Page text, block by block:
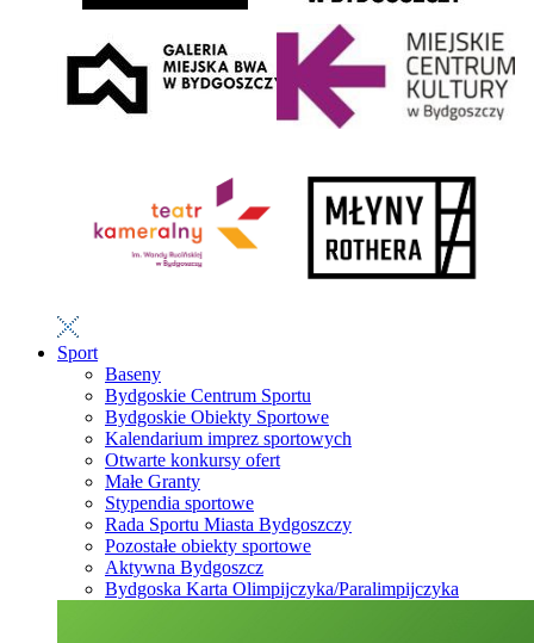
Sport
Baseny
Bydgoskie Centrum Sportu
Bydgoskie Obiekty Sportowe
Kalendarium imprez sportowych
Otwarte konkursy ofert
Małe Granty
Stypendia sportowe
Rada Sportu Miasta Bydgoszczy
Pozostałe obiekty sportowe
Aktywna Bydgoszcz
Bydgoska Karta Olimpijczyka/Paralimpijczyka